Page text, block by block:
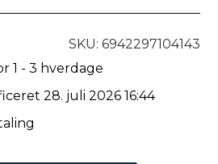
SKU: 6942297104143
1 - 3 hverdage
28. juli 2026 16:44